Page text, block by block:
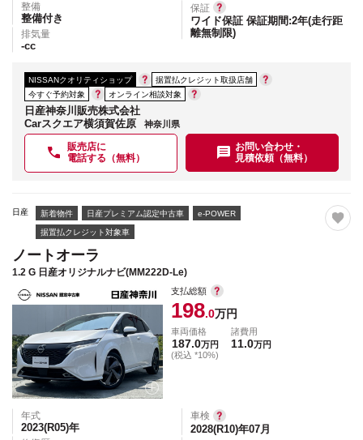
整備
整備付き
排気量
-cc
保証
ワイド保証 保証期間:2年(走行距
離無制限)
NISSANクオリティショップ
据置払クレジット取扱店舗
今すぐ予約対象
オンライン相談対象
日産神奈川販売株式会社
Carスクエア横須賀佐原
神奈川県
販売店に
電話する（無料）
お問い合わせ・
見積依頼（無料）
日産 新着物件 日産プレミアム認定中古車 e-POWER
据置払クレジット対象車
ノートオーラ
1.2 G 日産オリジナルナビ(MM222D-Le)
支払総額
198.0万円
車両価格
187.0万円
(税込 *10%)
諸費用
11.0万円
年式
2023(R05)年
車検
2028(R10)年07月